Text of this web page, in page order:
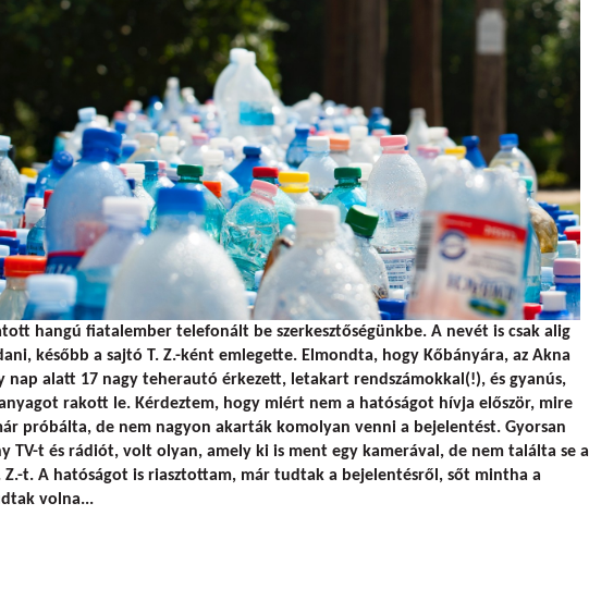
hangú fiatalember telefonált be szerkesztőségünkbe. A nevét is csak alig
később a sajtó T. Z.-ként emlegette. Elmondta, hogy Kőbányára, az Akna
nap alatt 17 nagy teherautó érkezett, letakart rendszámokkal(!), és gyanús,
rakott le. Kérdeztem, hogy miért nem a hatóságot hívja először, mire
próbálta, de nem nagyon akarták komolyan venni a bejelentést. Gyorsan
TV-t és rádiót, volt olyan, amely ki is ment egy kamerával, de nem találta se a
Z.-t. A hatóságot is riasztottam, már tudtak a bejelentésről, sőt mintha a
volna...